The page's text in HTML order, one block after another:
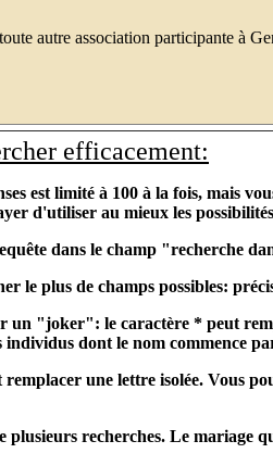
autre association participante à
efficacement:
est limité à 100 à la fois, mais
d'utiliser au mieux les
dans le champ "recherche
le plus de champs possibles:
un "joker": le caractère * peut
individus dont le nom commence
une lettre isolée. Vous
plusieurs recherches. Le mariage